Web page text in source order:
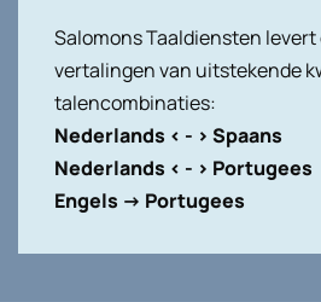
Salomons Taaldiensten
vertalingen van uitstekende
talencombinaties:
Nederlands < - > Spaans
Nederlands < - > Portugees
Engels -> Portugees